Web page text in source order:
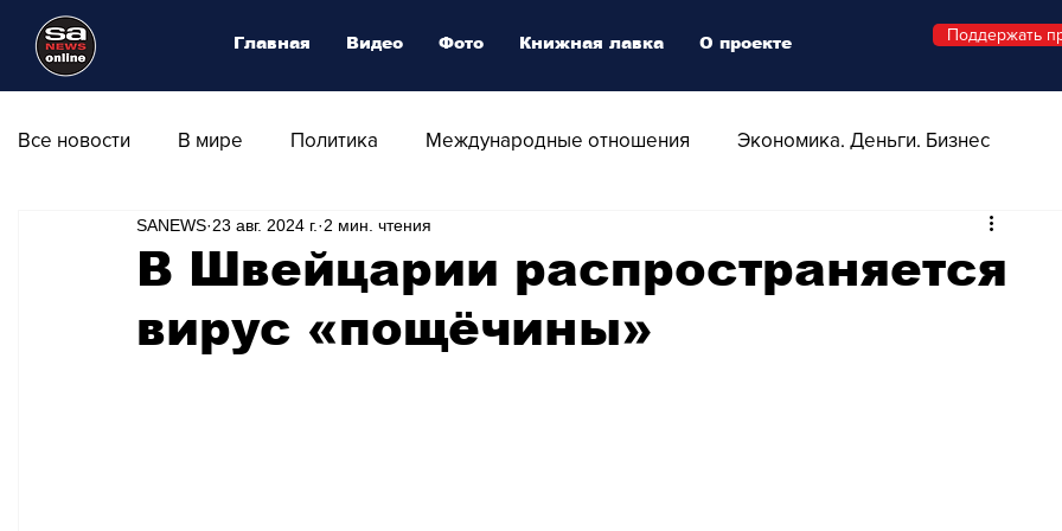
Все новости В мире Политика Международные отношения Экономика. Деньги. Бизнес
Общество Армия Аналитика
Транспорт Культура Магия искусства Swiss Афиша
В Швейцарии распространяется
вирус «пощёчины»
SANEWS 23 авг. 2024 г. 2 мин. чтения
Главная Видео Фото Книжная лавка О проекте Поддержать